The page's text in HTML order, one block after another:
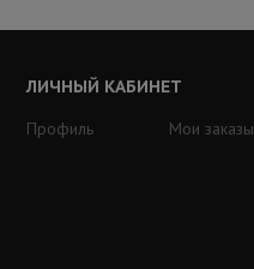
ЛИЧНЫЙ КАБИНЕТ
Профиль
Мои заказы